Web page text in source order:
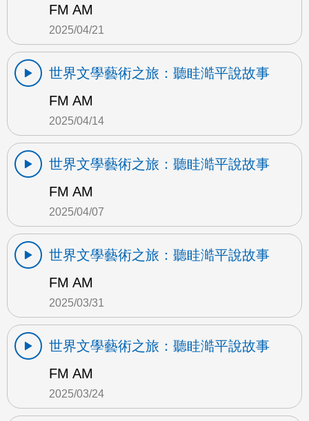
FM AM
2025/04/21
世界文學藝術之旅：聽眭澔平說故事
FM AM
2025/04/14
世界文學藝術之旅：聽眭澔平說故事
FM AM
2025/04/07
世界文學藝術之旅：聽眭澔平說故事
FM AM
2025/03/31
世界文學藝術之旅：聽眭澔平說故事
FM AM
2025/03/24